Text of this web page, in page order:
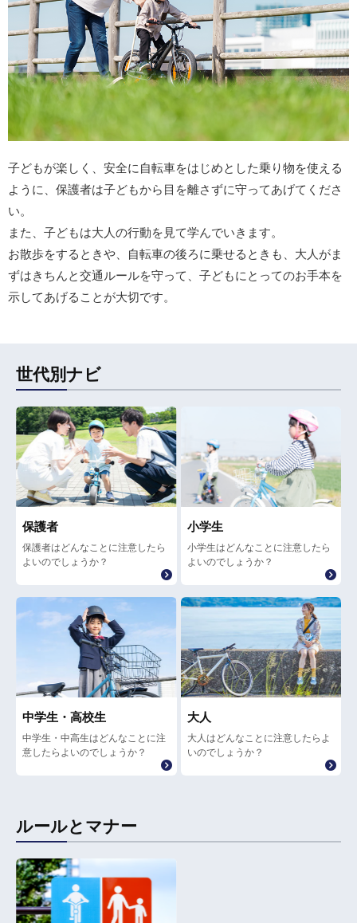
子どもが楽しく、安全に自転車をはじめとした乗り物を使える
ように、保護者は子どもから目を離さずに守ってあげてくださ
い。
また、子どもは大人の行動を見て学んでいきます。
お散歩をするときや、自転車の後ろに乗せるときも、大人がま
ずはきちんと交通ルールを守って、子どもにとってのお手本を
示してあげることが大切です。
世代別ナビ
保護者
保護者はどんなことに注意したら
よいのでしょうか？
小学生
小学生はどんなことに注意したら
よいのでしょうか？
中学生・高校生
中学生・中高生はどんなことに注
意したらよいのでしょうか？
大人
大人はどんなことに注意したらよ
いのでしょうか？
ルールとマナー